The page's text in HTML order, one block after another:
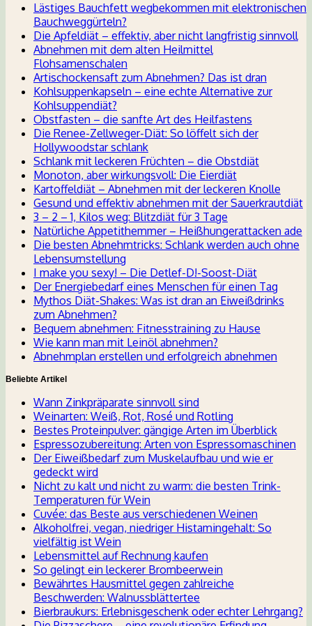
Lästiges Bauchfett wegbekommen mit elektronischen
Bauchweggürteln?
Die Apfeldiät – effektiv, aber nicht langfristig sinnvoll
Abnehmen mit dem alten Heilmittel
Flohsamenschalen
Artischockensaft zum Abnehmen? Das ist dran
Kohlsuppenkapseln – eine echte Alternative zur
Kohlsuppendiät?
Obstfasten – die sanfte Art des Heilfastens
Die Renee-Zellweger-Diät: So löffelt sich der
Hollywoodstar schlank
Schlank mit leckeren Früchten – die Obstdiät
Monoton, aber wirkungsvoll: Die Eierdiät
Kartoffeldiät – Abnehmen mit der leckeren Knolle
Gesund und effektiv abnehmen mit der Sauerkrautdiät
3 – 2 – 1, Kilos weg: Blitzdiät für 3 Tage
Natürliche Appetithemmer – Heißhungerattacken ade
Die besten Abnehmtricks: Schlank werden auch ohne
Lebensumstellung
I make you sexy! – Die Detlef-D!-Soost-Diät
Der Energiebedarf eines Menschen für einen Tag
Mythos Diät-Shakes: Was ist dran an Eiweißdrinks
zum Abnehmen?
Bequem abnehmen: Fitnesstraining zu Hause
Wie kann man mit Leinöl abnehmen?
Abnehmplan erstellen und erfolgreich abnehmen
Beliebte Artikel
Wann Zinkpräparate sinnvoll sind
Weinarten: Weiß, Rot, Rosé und Rotling
Bestes Proteinpulver: gängige Arten im Überblick
Espressozubereitung: Arten von Espressomaschinen
Der Eiweißbedarf zum Muskelaufbau und wie er
gedeckt wird
Nicht zu kalt und nicht zu warm: die besten Trink-
Temperaturen für Wein
Cuvée: das Beste aus verschiedenen Weinen
Alkoholfrei, vegan, niedriger Histamingehalt: So
vielfältig ist Wein
Lebensmittel auf Rechnung kaufen
So gelingt ein leckerer Brombeerwein
Bewährtes Hausmittel gegen zahlreiche
Beschwerden: Walnussblättertee
Bierbraukurs: Erlebnisgeschenk oder echter Lehrgang?